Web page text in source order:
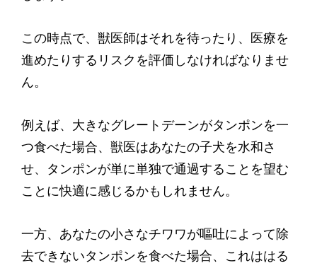
この時点で、獣医師はそれを待ったり、医療を
進めたりするリスクを評価しなければなりませ
ん。
例えば、大きなグレートデーンがタンポンを一
つ食べた場合、獣医はあなたの子犬を水和さ
せ、タンポンが単に単独で通過することを望む
ことに快適に感じるかもしれません。
一方、あなたの小さなチワワが嘔吐によって除
去できないタンポンを食べた場合、これははる